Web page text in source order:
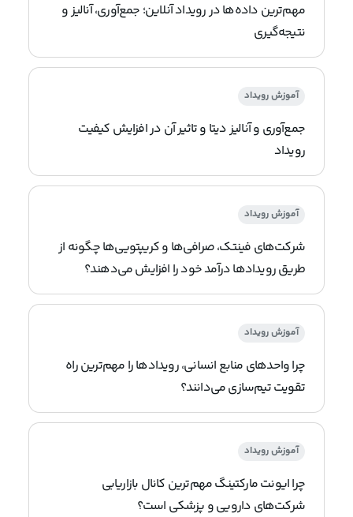
مهم‌ترین داده‌ها در رویداد آنلاین؛ جمع‌آوری، آنالیز و
نتیجه‌گیری
آموزش رویداد
جمع‌آوری و آنالیز دیتا و تاثیر آن در افزایش کیفیت
رویداد
آموزش رویداد
شرکت‌های فینتک، صرافی‌ها و کریپتویی‌ها چگونه از
طریق رویدادها درآمد خود را افزایش می‌دهند؟
آموزش رویداد
چرا واحدهای منابع انسانی، رویدادها را مهم‌ترین راه
تقویت تیم‌سازی می‌دانند؟
آموزش رویداد
چرا ایونت مارکتینگ مهم‌ترین کانال بازاریابی
شرکت‌های دارویی و پزشکی است؟